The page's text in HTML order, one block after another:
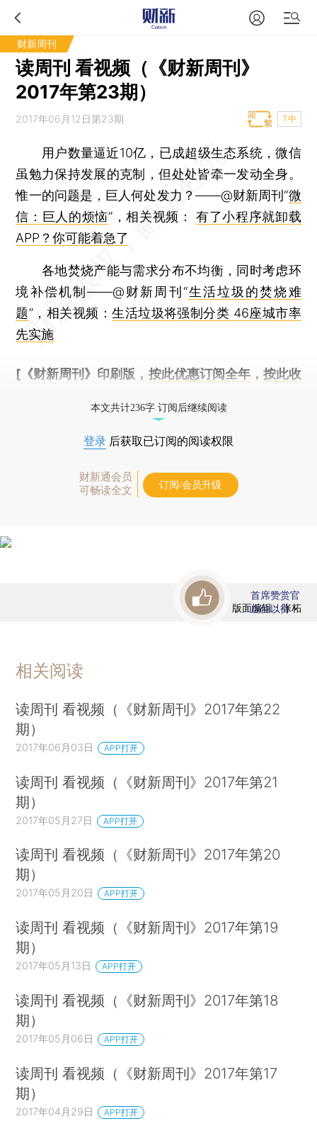
财新周刊
读周刊 看视频（《财新周刊》
2017年第23期）
2017年06月12日第23期 T中
用户数量逼近10亿，已成超级生态系统，微信
虽勉力保持发展的克制，但处处皆牵一发动全身。
惟一的问题是，巨人何处发力？——@财新周刊“微
信：巨人的烦恼”，相关视频：有了小程序就卸载
APP？你可能着急了
各地焚烧产能与需求分布不均衡，同时考虑环
境补偿机制——@财新周刊“生活垃圾的焚烧难
题”，相关视频：生活垃圾将强制分类 46座城市率
先实施
[《财新周刊》印刷版， 按此优惠订阅全年， 按此收
本文共计236字 订阅后继续阅读
登录 后获取已订阅的阅读权限
财新通会员
可畅读全文
订阅/会员升级
版面编辑：张柘
首席赞赏官
虚位以待
相关阅读
读周刊 看视频（《财新周刊》2017年第22
期）
2017年06月03日 APP打开
读周刊 看视频（《财新周刊》2017年第21
期）
2017年05月27日 APP打开
读周刊 看视频（《财新周刊》2017年第20
期）
2017年05月20日 APP打开
读周刊 看视频（《财新周刊》2017年第19
期）
2017年05月13日 APP打开
读周刊 看视频（《财新周刊》2017年第18
期）
2017年05月06日 APP打开
读周刊 看视频（《财新周刊》2017年第17
期）
2017年04月29日 APP打开